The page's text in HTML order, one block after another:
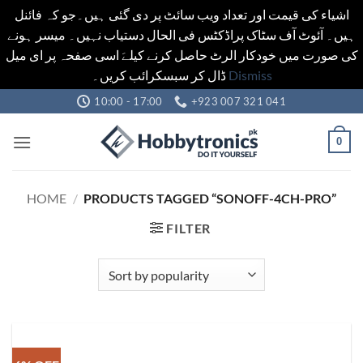
اشیاء کی قیمت اور تعداد ویب سائٹ پر دی گئی ہیں۔جو کہ فائنل
ہیں۔ آئوٹ آف سٹاک پراڈکٹس فی الحال دستیاب نہیں۔ میسر ہونے
کی صورت میں خودکار الرٹ حاصل کرنے کیلےَ اسی صفحہ پر ای میل
ڈال کر سبسکرائب کریں۔ Dismiss
to
content
10:00 - 17:00 +923 007 321 041
0
HOME / PRODUCTS TAGGED “SONOFF-4CH-PRO”
FILTER